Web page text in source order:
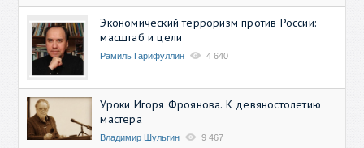
Экономический терроризм против России:
масштаб и цели
Рамиль Гарифуллин 4 640
Уроки Игоря Фроянова. К девяностолетию
мастера
Владимир Шульгин 9 467